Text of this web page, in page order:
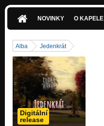
Nad ránem
Hledím dál
DÁL
Dotýkám se nebe
DÁL
Skrývám nás
DÁL
NOVINKY O KAPELE
Alba Jedenkrát
Digitální
release